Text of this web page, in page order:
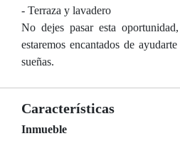
- Terraza y lavadero
No dejes pasar esta
estaremos encantados de
sueñas.
Características
Inmueble